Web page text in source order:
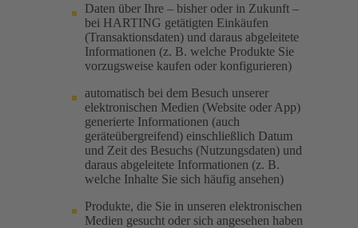
Daten über Ihre – bisher oder in Zukunft –
bei HARTING getätigten Einkäufen
(Transaktionsdaten) und daraus abgeleitete
Informationen (z. B. welche Produkte Sie
vorzugsweise kaufen oder konfigurieren)
automatisch bei dem Besuch unserer
elektronischen Medien (Website oder App)
generierte Informationen (auch
geräteübergreifend) einschließlich Datum
und Zeit des Besuchs (Nutzungsdaten) und
daraus abgeleitete Informationen (z. B.
welche Inhalte Sie sich häufig ansehen)
Produkte, die Sie in unseren elektronischen
Medien gesucht oder sich angesehen haben